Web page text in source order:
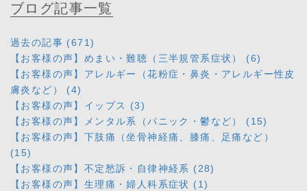
ブログ記事一覧
過去の記事 (671)
【お客様の声】めまい・難聴（三半規管系症状） (6)
【お客様の声】アレルギー（花粉症・鼻炎・アレルギー性皮
膚炎など） (4)
【お客様の声】イップス (3)
【お客様の声】メンタル系（パニック・鬱など） (15)
【お客様の声】下肢痛（坐骨神経痛、膝痛、足痛など）
(15)
【お客様の声】不定愁訴・自律神経系 (28)
【お客様の声】生理痛・婦人科系症状 (1)